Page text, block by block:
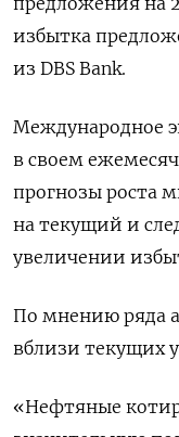
избытка
из DBS Bank.
Международное
в своем
прогнозы роста
на текущий и
увеличении
По мнению ряда
вблизи текущих
«Нефтяные